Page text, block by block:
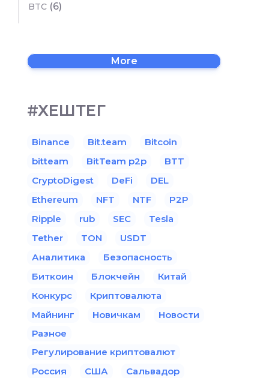
BTC (6)
More
#ХЕШТЕГ
Binance Bit.team
Bitcoin
bitteam
BitTeam p2p
BTT
CryptoDigest
DeFi
DEL
Ethereum
NFT NTF
P2P
Ripple
rub SEC
Tesla
Tether
TON
USDT
Аналитика
Безопасность
Биткоин
Блокчейн
Китай
Конкурс
Криптовалюта
Майнинг
Новичкам
Новости
Разное
Регулирование криптовалют
Россия
США
Сальвадор